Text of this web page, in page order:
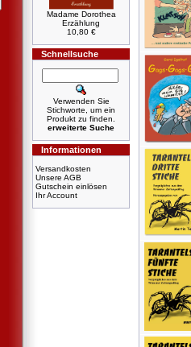
Madame Dorothea
Erzählung
10,80 €
Schnellsuche
Verwenden Sie
Stichworte, um ein
Produkt zu finden.
erweiterte Suche
Informationen
Versandkosten
Unsere AGB
Gutschein einlösen
Ihr Account